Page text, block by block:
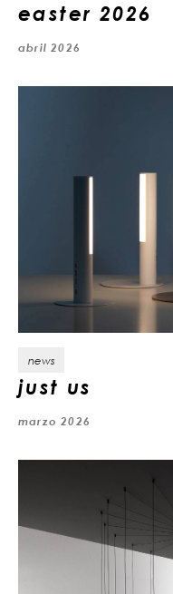
easter 2026
abril 2026
news
just us
marzo 2026